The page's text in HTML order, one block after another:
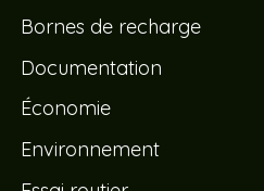
Bornes de recharge
Documentation
Économie
Environnement